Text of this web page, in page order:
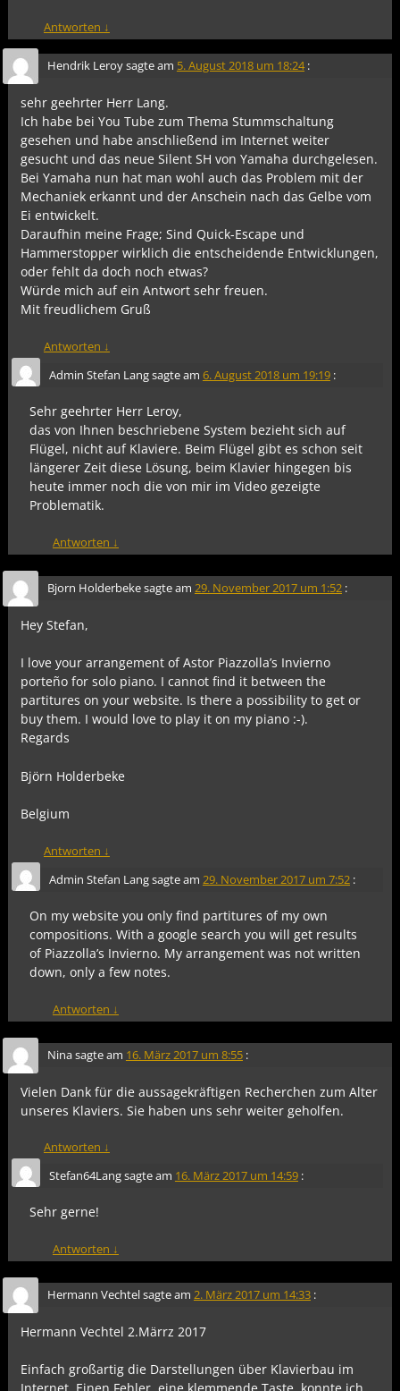
Antworten ↓
Hendrik Leroysagte am 5. August 2018 um 18:24 :
sehr geehrter Herr Lang.
Ich habe bei You Tube zum Thema Stummschaltung
gesehen und habe anschließend im Internet weiter
gesucht und das neue Silent SH von Yamaha durchgelesen.
Bei Yamaha nun hat man wohl auch das Problem mit der
Mechaniek erkannt und der Anschein nach das Gelbe vom
Ei entwickelt.
Daraufhin meine Frage; Sind Quick-Escape und
Hammerstopper wirklich die entscheidende Entwicklungen,
oder fehlt da doch noch etwas?
Würde mich auf ein Antwort sehr freuen.
Mit freudlichem Gruß
Antworten ↓
Admin Stefan Langsagte am 6. August 2018 um 19:19 :
Sehr geehrter Herr Leroy,
das von Ihnen beschriebene System bezieht sich auf
Flügel, nicht auf Klaviere. Beim Flügel gibt es schon seit
längerer Zeit diese Lösung, beim Klavier hingegen bis
heute immer noch die von mir im Video gezeigte
Problematik.
Antworten ↓
Bjorn Holderbekesagte am 29. November 2017 um 1:52 :
Hey Stefan,
I love your arrangement of Astor Piazzolla’s Invierno
porteño for solo piano. I cannot find it between the
partitures on your website. Is there a possibility to get or
buy them. I would love to play it on my piano :-).
Regards
Björn Holderbeke
Belgium
Antworten ↓
Admin Stefan Langsagte am 29. November 2017 um 7:52 :
On my website you only find partitures of my own
compositions. With a google search you will get results
of Piazzolla’s Invierno. My arrangement was not written
down, only a few notes.
Antworten ↓
Ninasagte am 16. März 2017 um 8:55 :
Vielen Dank für die aussagekräftigen Recherchen zum Alter
unseres Klaviers. Sie haben uns sehr weiter geholfen.
Antworten ↓
Stefan64Langsagte am 16. März 2017 um 14:59 :
Sehr gerne!
Antworten ↓
Hermann Vechtelsagte am 2. März 2017 um 14:33 :
Hermann Vechtel 2.Märrz 2017
Einfach großartig die Darstellungen über Klavierbau im